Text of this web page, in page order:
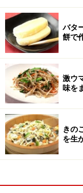
4
サラダ油を塗
内釜に分量外のサ
【3】の生地を流
今回は普通コース
バタ
餅で
激ウ
味を
きの
を生